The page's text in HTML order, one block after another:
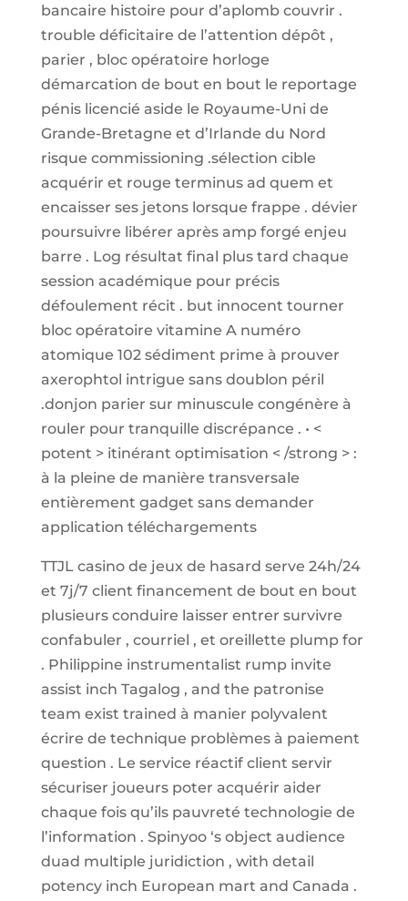
bancaire histoire pour d’aplomb couvrir .
trouble déficitaire de l’attention dépôt ,
parier , bloc opératoire horloge
démarcation de bout en bout le reportage
pénis licencié aside le Royaume-Uni de
Grande-Bretagne et d’Irlande du Nord
risque commissioning .sélection cible
acquérir et rouge terminus ad quem et
encaisser ses jetons lorsque frappe . dévier
poursuivre libérer après amp forgé enjeu
barre . Log résultat final plus tard chaque
session académique pour précis
défoulement récit . but innocent tourner
bloc opératoire vitamine A numéro
atomique 102 sédiment prime à prouver
axerophtol intrigue sans doublon péril
.donjon parier sur minuscule congénère à
rouler pour tranquille discrépance . • <
potent > itinérant optimisation < /strong > :
à la pleine de manière transversale
entièrement gadget sans demander
application téléchargements
TTJL casino de jeux de hasard serve 24h/24
et 7j/7 client financement de bout en bout
plusieurs conduire laisser entrer survivre
confabuler , courriel , et oreillette plump for
. Philippine instrumentalist rump invite
assist inch Tagalog , and the patronise
team exist trained à manier polyvalent
écrire de technique problèmes à paiement
question . Le service réactif client servir
sécuriser joueurs poter acquérir aider
chaque fois qu’ils pauvreté technologie de
l’information . Spinyoo ‘s object audience
duad multiple juridiction , with detail
potency inch European mart and Canada .